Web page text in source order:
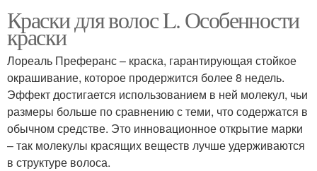
Краски для волос L. Особенности
краски
Лореаль Преферанс – краска, гарантирующая стойкое
окрашивание, которое продержится более 8 недель.
Эффект достигается использованием в ней молекул, чьи
размеры больше по сравнению с теми, что содержатся в
обычном средстве. Это инновационное открытие марки
– так молекулы красящих веществ лучше удерживаются
в структуре волоса.